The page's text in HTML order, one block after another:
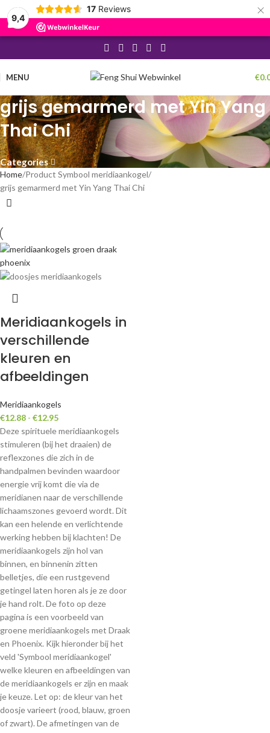
9,4
17 Reviews ×
MENU €
grijs gemarmerd met Yin Yang
Thai Chi
Categories
Home Product Symbool meridiaankogel
grijs gemarmerd met Yin Yang Thai Chi
Meridiaankogels in
verschillende
kleuren en
afbeeldingen
Meridiaankogels
€12.88 - €12.95
Deze spirituele meridiaankogels
stimuleren (bij het draaien) de
reflexzones die zich in de
handpalmen bevinden waardoor
energie vrij komt die via de
meridianen naar de verschillende
lichaamszones gevoerd wordt. Dit
kan een helende en verlichtende
werking hebben bij klachten! De
meridiaankogels zijn hol van
binnen, en binnenin zitten
belletjes, die een rustgevend
getingel laten horen als je ze door
je hand rolt. De foto op deze
pagina is een voorbeeld van
groene meridiaankogels met Draak
en Phoenix. Kijk hieronder bij het
veld 'Symbool meridiaankogel'
welke kleuren en afbeeldingen van
de meridiaankogels er zijn en maak
je keuze. Let op: de kleur van het
doosje varieert (rood, blauw, groen
of zwart). De afmetingen van de